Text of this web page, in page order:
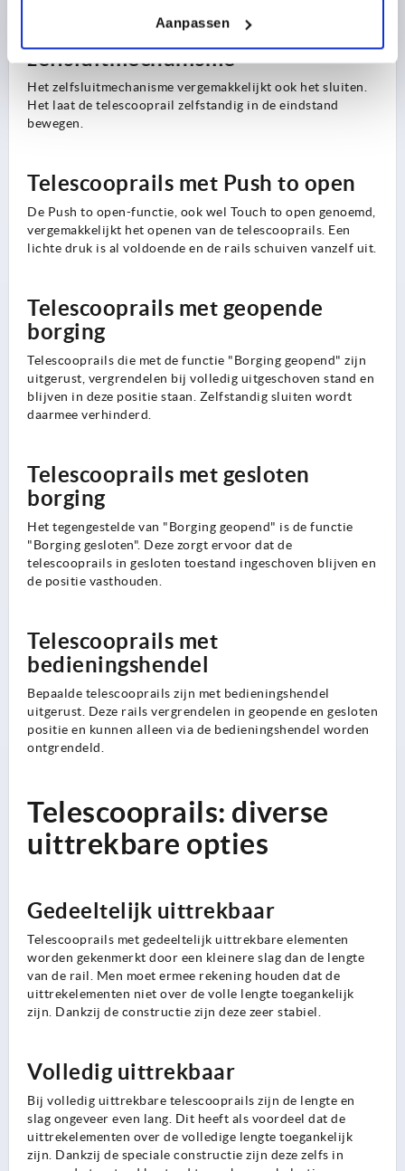
Aanpassen
Telescooprails met
zelfsluitmechanisme
Het zelfsluitmechanisme vergemakkelijkt ook het sluiten.
Het laat de telescooprail zelfstandig in de eindstand
bewegen.
Telescooprails met Push to open
De Push to open-functie, ook wel Touch to open genoemd,
vergemakkelijkt het openen van de telescooprails. Een
lichte druk is al voldoende en de rails schuiven vanzelf uit.
Telescooprails met geopende
borging
Telescooprails die met de functie "Borging geopend" zijn
uitgerust, vergrendelen bij volledig uitgeschoven stand en
blijven in deze positie staan. Zelfstandig sluiten wordt
daarmee verhinderd.
Telescooprails met gesloten
borging
Het tegengestelde van "Borging geopend" is de functie
"Borging gesloten". Deze zorgt ervoor dat de
telescooprails in gesloten toestand ingeschoven blijven en
de positie vasthouden.
Telescooprails met
bedieningshendel
Bepaalde telescooprails zijn met bedieningshendel
uitgerust. Deze rails vergrendelen in geopende en gesloten
positie en kunnen alleen via de bedieningshendel worden
ontgrendeld.
Telescooprails: diverse
uittrekbare opties
Gedeeltelijk uittrekbaar
Telescooprails met gedeeltelijk uittrekbare elementen
worden gekenmerkt door een kleinere slag dan de lengte
van de rail. Men moet ermee rekening houden dat de
uittrekelementen niet over de volle lengte toegankelijk
zijn. Dankzij de constructie zijn deze zeer stabiel.
Volledig uittrekbaar
Bij volledig uittrekbare telescooprails zijn de lengte en
slag ongeveer even lang. Dit heeft als voordeel dat de
uittrekelementen over de volledige lengte toegankelijk
zijn. Dankzij de speciale constructie zijn deze zelfs in